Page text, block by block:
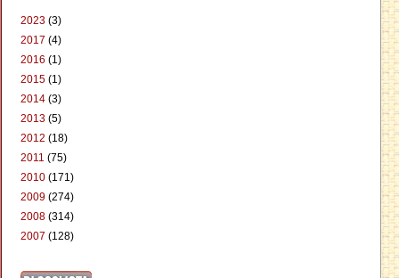
2023 (3)
2017 (4)
2016 (1)
2015 (1)
2014 (3)
2013 (5)
2012 (18)
2011 (75)
2010 (171)
2009 (274)
2008 (314)
2007 (128)